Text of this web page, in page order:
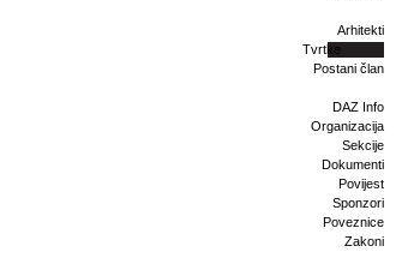
Arhitekti
Tvrtke
Postani član
DAZ Info
Organizacija
Sekcije
Dokumenti
Povijest
Sponzori
Poveznice
Zakoni